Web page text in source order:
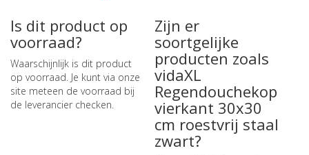
Is dit product op
voorraad?
Waarschijnlijk is dit product
op voorraad. Je kunt via onze
site meteen de voorraad bij
de leverancier checken.
Zijn er
soortgelijke
producten zoals
vidaXL
Regendouchekop
vierkant 30x30
cm roestvrij staal
zwart?